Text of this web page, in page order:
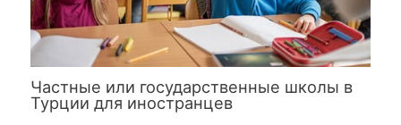
Частные или государственные школы в
Турции для иностранцев